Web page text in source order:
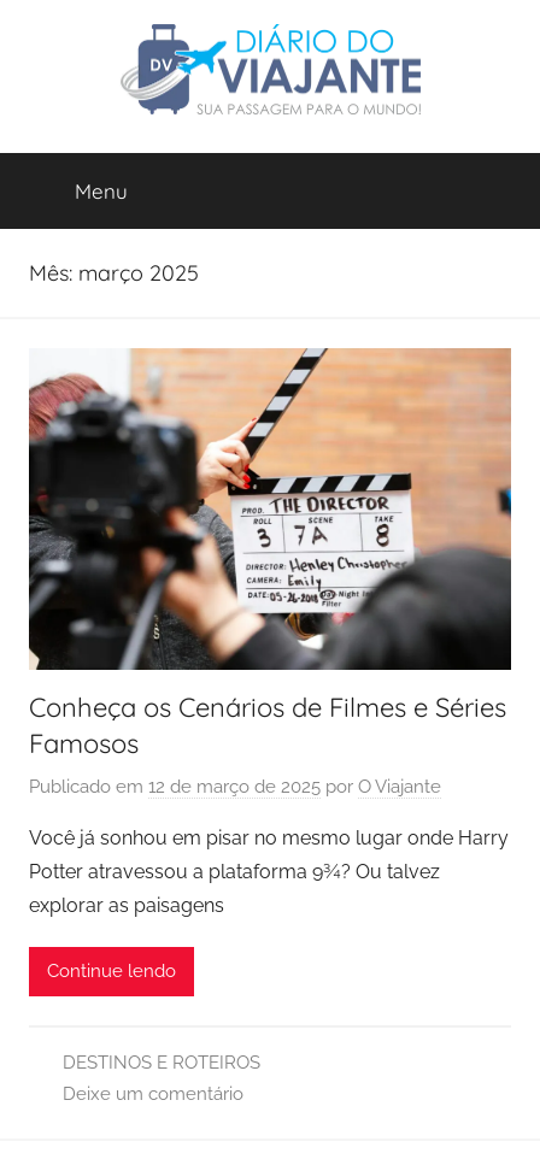
Diário
do
Viajante
Viagens
e
Menu
Mês: março 2025
Conheça os Cenários de Filmes e Séries
Famosos
Publicado em 12 de março de 2025 por O Viajante
Você já sonhou em pisar no mesmo lugar onde Harry
Potter atravessou a plataforma 9¾? Ou talvez
explorar as paisagens
Continue lendo
DESTINOS E ROTEIROS
Deixe um comentário